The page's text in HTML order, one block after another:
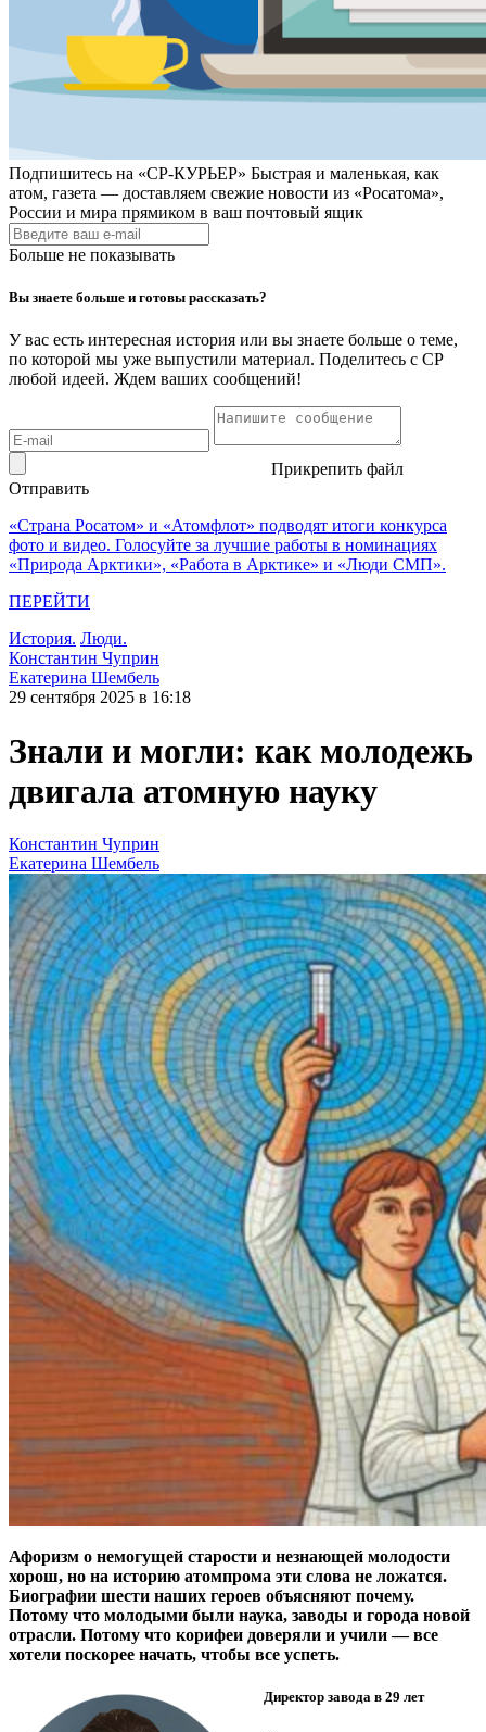
Подпишитесь на «СР-КУРЬЕР» Быстрая и маленькая, как
атом, газета — доставляем свежие новости из «Росатома»,
России и мира прямиком в ваш почтовый ящик
Больше не показывать
Вы знаете больше и готовы рассказать?
У вас есть интересная история или вы знаете больше о теме,
по которой мы уже выпустили материал. Поделитесь с СР
любой идеей. Ждем ваших сообщений!
Прикрепить файл
Отправить
«Страна Росатом» и «Атомфлот» подводят итоги конкурса
фото и видео. Голосуйте за лучшие работы в номинациях
«Природа Арктики», «Работа в Арктике» и «Люди СМП».
ПЕРЕЙТИ
История. Люди.
Константин Чуприн
Екатерина Шембель
29 сентября 2025 в 16:18
Знали и могли: как молодежь
двигала атомную науку
Константин Чуприн
Екатерина Шембель
Афоризм о немогущей старости и незнающей молодости
хорош, но на историю атомпрома эти слова не ложатся.
Биографии шести наших героев объясняют почему.
Потому что молодыми были наука, заводы и города новой
отрасли. Потому что корифеи доверяли и учили — все
хотели поскорее начать, чтобы все успеть.
Директор завода в 29 лет